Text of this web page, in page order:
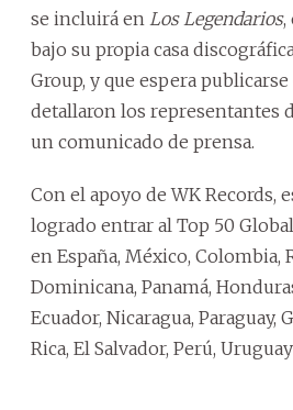
se incluirá en Los Legendarios,
bajo su propia casa
Group, y que espera
detallaron los representantes
un comunicado de prensa.
Con el apoyo de WK Records,
logrado entrar al Top 50
en España, México, Colombia,
Dominicana, Panamá,
Ecuador, Nicaragua, Paraguay,
Rica, El Salvador, Perú,